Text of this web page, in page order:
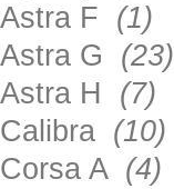
Astra F (1)
Astra G (23)
Astra H (7)
Calibra (10)
Corsa A (4)